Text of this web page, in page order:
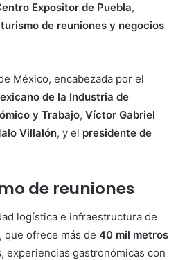
Expositor de Puebla,
de reuniones y negocios
México, encabezada por el
de la Industria de
y Trabajo, Víctor Gabriel
Villalón, y el presidente de
de reuniones
logística e infraestructura de
, que ofrece más de 40 mil metros
, experiencias gastronómicas con